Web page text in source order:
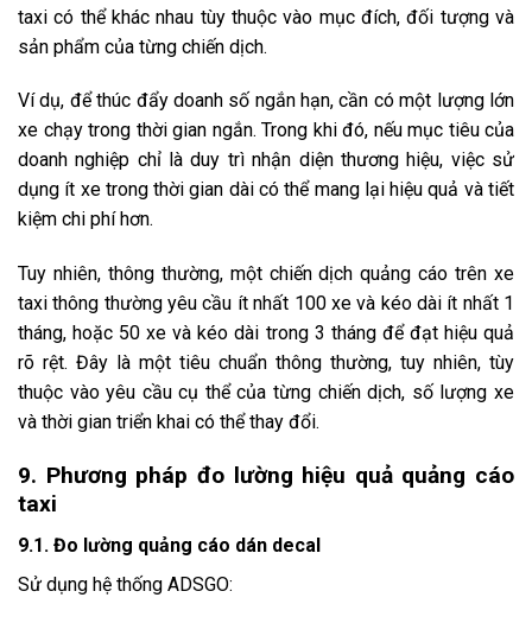
taxi có thể khác nhau tùy thuộc vào mục đích, đối tượng và
sản phẩm của từng chiến dịch.
Ví dụ, để thúc đẩy doanh số ngắn hạn, cần có một lượng lớn
xe chạy trong thời gian ngắn. Trong khi đó, nếu mục tiêu của
doanh nghiệp chỉ là duy trì nhận diện thương hiệu, việc sử
dụng ít xe trong thời gian dài có thể mang lại hiệu quả và tiết
kiệm chi phí hơn.
Tuy nhiên, thông thường, một chiến dịch quảng cáo trên xe
taxi thông thường yêu cầu ít nhất 100 xe và kéo dài ít nhất 1
tháng, hoặc 50 xe và kéo dài trong 3 tháng để đạt hiệu quả
rõ rệt. Đây là một tiêu chuẩn thông thường, tuy nhiên, tùy
thuộc vào yêu cầu cụ thể của từng chiến dịch, số lượng xe
và thời gian triển khai có thể thay đổi.
9. Phương pháp đo lường hiệu quả quảng cáo
taxi
9.1. Đo lường quảng cáo dán decal
Sử dụng hệ thống ADSGO: